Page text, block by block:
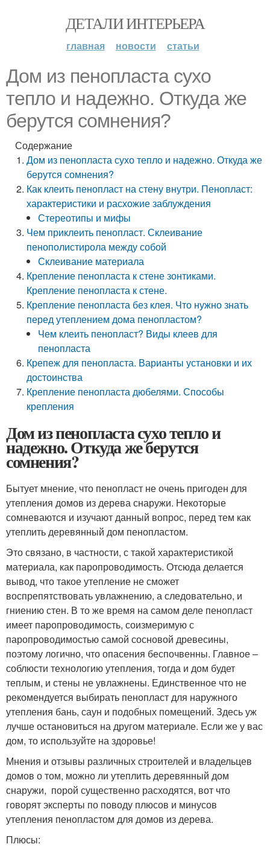
ДЕТАЛИ ИНТЕРЬЕРА
главная новости статьи
Дом из пенопласта сухо
тепло и надежно. Откуда же
берутся сомнения?
Содержание
Дом из пенопласта сухо тепло и надежно. Откуда же
берутся сомнения?
Как клеить пенопласт на стену внутри. Пенопласт:
характеристики и расхожие заблуждения
Стереотипы и мифы
Чем приклеить пенопласт. Склеивание
пенополистирола между собой
Склеивание материала
Крепление пенопласта к стене зонтиками.
Крепление пенопласта к стене.
Крепление пенопласта без клея. Что нужно знать
перед утеплением дома пенопластом?
Чем клеить пенопласт? Виды клеев для
пенопласта
Крепеж для пенопласта. Варианты установки и их
достоинства
Крепление пенопласта дюбелями. Способы
крепления
Дом из пенопласта сухо тепло и
надежно. Откуда же берутся
сомнения?
Бытует мнение, что пенопласт не очень пригоден для
утепления домов из дерева снаружи. Некоторые
сомневаются и изучают данный вопрос, перед тем как
утеплить деревянный дом пенопластом.
Это связано, в частности, с такой характеристикой
материала, как паропроводимость. Отсюда делается
вывод, что такое утепление не сможет
воспрепятствовать увлажнению, а следовательно, и
гниению стен. В то же время на самом деле пенопласт
имеет паропроводимость, соизмеримую с
паропроводимостью самой сосновой древесины,
поэтому логично, что опасения беспочвенны. Главное –
соблюсти технологию утепления, тогда и дом будет
теплым, и стены не увлажнены. Единственное что не
рекомендуется выбирать пенопласт для наружного
утепления бань, саун и подобных помещений. Здесь уж
лучше остановиться на другом материале. Если же у вас
дом, то используйте на здоровье!
Мнения и отзывы различных строителей и владельцев
домов о том, можно ли утеплить деревянный дом
снаружи, порой существенно расходятся, вот что
говорят эксперты по поводу плюсов и минусов
утепления пенопластом для домов из дерева.
Плюсы: